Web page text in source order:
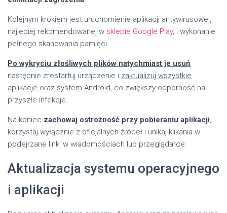
Kolejnym krokiem jest uruchomienie aplikacji antywirusowej,
najlepiej rekomendowanej w sklepie Google Play, i wykonanie
pełnego skanowania pamięci.
Po wykryciu złośliwych plików natychmiast je usuń,
następnie zrestartuj urządzenie i zaktualizuj wszystkie
aplikacje oraz system Android, co zwiększy odporność na
przyszłe infekcje.
Na koniec zachowaj ostrożność przy pobieraniu aplikacji,
korzystaj wyłącznie z oficjalnych źródeł i unikaj klikania w
podejrzane linki w wiadomościach lub przeglądarce.
Aktualizacja systemu operacyjnego
i aplikacji